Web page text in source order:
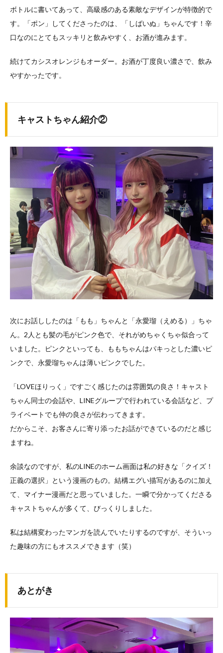
ボトルに書いてあって、高級感のある素敵なデザインが特徴的で
す。「ポン」してくださったのは、「しばいぬ」ちゃんです！辛
口なのにとてもスッキリと飲みやすく、お酒が進みます。
続けてカシスオレンジもオーダー。お酒が丁度良い濃さで、飲み
やすかったです。
キャストちゃん紹介②
次にお話ししたのは「もも」ちゃんと「永愛瑠（えめる）」ちゃ
ん。2人とも髪の毛がピンク色で、それがめちゃくちゃ似合って
いました。ピンクといっても、ももちゃんはパキっとした濃いピ
ンクで、永愛瑠ちゃんは薄いピンクでした。
「LOVEほりっく」ですごく感じたのは雰囲気の良さ！キャスト
ちゃん同士の会話や、LINEグループで行われている会話など、プ
ライベートでも仲の良さが伝わってきます。
だからこそ、お客さんに寄り添ったお話ができているのだと感じ
ますね。
余談なのですが、私のLINEのホーム画面は私の好きな「クイズ！
正義の選択」という漫画のもの。結構エグい描写があるのに加え
て、マイナー漫画だと思っていました。一瞬で分かってくださる
キャストちゃんが多くて、びっくりしました。
私は結構変わったマンガを読んでいたりするのですが、そういっ
た趣味の方にもオススメできます（笑）
あとがき